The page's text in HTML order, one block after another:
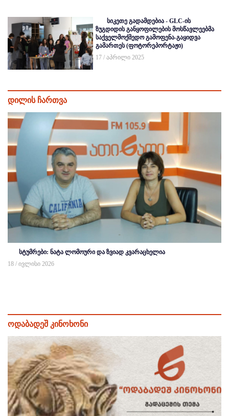
სიკეთე გადამდებია - GLC-ის
ზუგდიდის განყოფილების მოსწავლეებმა
საქველმოქმედო გამოფენა-გაყიდვა
გამართეს (ფოტორეპორტაჟი)
17 / აპრილი 2025
დილის ჩართვა
სტუმრები: ნატა ლომოური და ზვიად კვარაცხელია
18 / ივლისი 2026
ოდაბადეშ კინოხონი